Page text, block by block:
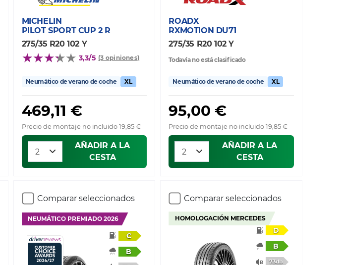
MICHELIN
PILOT SPORT CUP 2 R
275/35 R20 102 Y
3,3/5 (3 opiniones)
Neumático de verano de coche XL
469,11 €
Precio de montaje no incluido 19,85 €
AÑADIR A LA
CESTA
ROADX
RXMOTION DU71
275/35 R20 102 Y
Todavía no está clasificado
Neumático de verano de coche XL
95,00 €
Precio de montaje no incluido 19,85 €
AÑADIR A LA
CESTA
Comparar seleccionados
NEUMÁTICO PREMIADO 2026
C
B
Comparar seleccionados
HOMOLOGACIÓN MERCEDES
D
B
73db